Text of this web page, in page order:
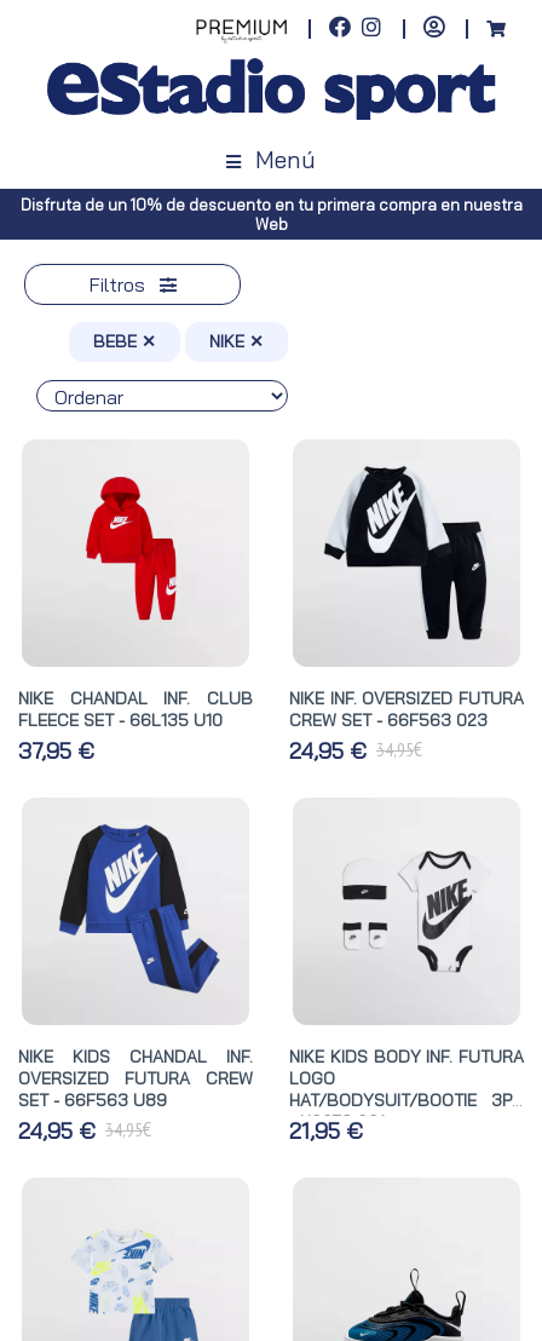
Menú
en nuestra
Envíos gratuitos a toda España (Canarias, pedidos
Península, pedidos superiores a 100€)
Filtros
BEBE ✕ NIKE ✕
NIKE CHANDAL INF. CLUB
FLEECE SET - 66L135 U10
37,95 €
NIKE INF. OVERSIZED FUTURA
CREW SET - 66F563 023
24,95 € 34,95€
NIKE KIDS CHANDAL INF.
OVERSIZED FUTURA CREW
SET - 66F563 U89
24,95 € 34,95€
NIKE KIDS BODY INF. FUTURA
LOGO
HAT/BODYSUIT/BOOTIE 3PC
- N0073 001
21,95 €